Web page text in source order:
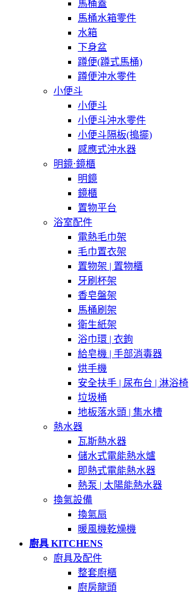
馬桶蓋
馬桶水箱零件
水箱
下身盆
蹲便(蹲式馬桶)
蹲便沖水零件
小便斗
小便斗
小便斗沖水零件
小便斗隔板(搗擺)
感應式沖水器
明鏡⋅鏡櫃
明鏡
鏡櫃
置物平台
浴室配件
電熱毛巾架
毛巾置衣架
置物架 | 置物櫃
牙刷杯架
香皂盤架
馬桶刷架
衛生紙架
浴巾環 | 衣鉤
給皂機 | 手部消毒器
烘手機
安全扶手 | 尿布台 | 淋浴椅
垃圾桶
地板落水頭 | 集水槽
熱水器
瓦斯熱水器
儲水式電能熱水爐
即熱式電能熱水器
熱泵 | 太陽能熱水器
換氣設備
換氣扇
暖風機乾燥機
廚具 KITCHENS
廚具及配件
整套廚櫃
廚房龍頭